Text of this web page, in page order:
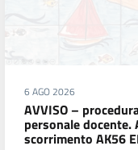
6 AGO 2026
AVVISO –
personale
scorrimento AK56